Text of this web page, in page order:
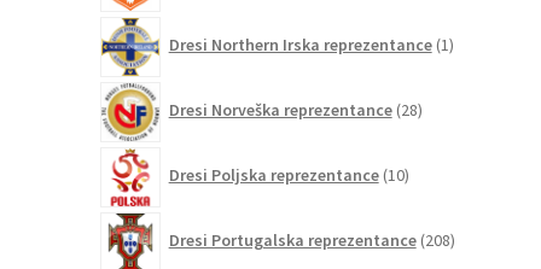
Dresi Northern Irska reprezentance 1izdelek
Dresi Norveška reprezentance 28izdelkov
Dresi Poljska reprezentance 10izdelkov
Dresi Portugalska reprezentance 208izdelkov